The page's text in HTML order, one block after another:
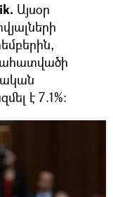
Այսօր
է 7.1%: